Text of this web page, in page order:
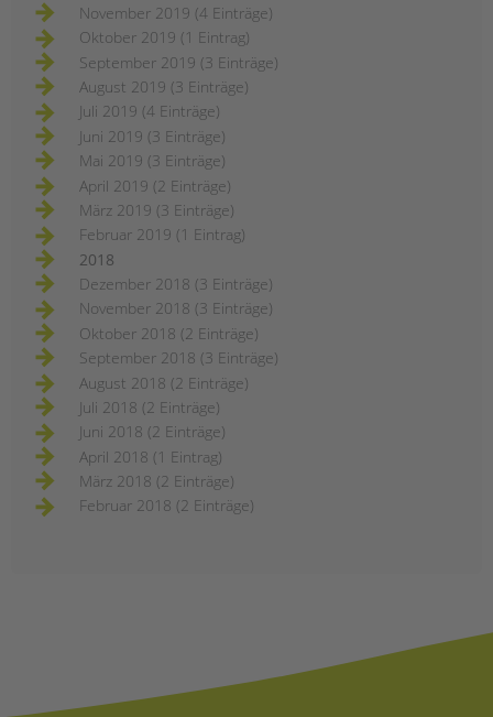
November 2019 (4 Einträge)
Oktober 2019 (1 Eintrag)
September 2019 (3 Einträge)
August 2019 (3 Einträge)
Juli 2019 (4 Einträge)
Juni 2019 (3 Einträge)
Mai 2019 (3 Einträge)
April 2019 (2 Einträge)
März 2019 (3 Einträge)
Februar 2019 (1 Eintrag)
2018
Dezember 2018 (3 Einträge)
November 2018 (3 Einträge)
Oktober 2018 (2 Einträge)
September 2018 (3 Einträge)
August 2018 (2 Einträge)
Juli 2018 (2 Einträge)
Juni 2018 (2 Einträge)
April 2018 (1 Eintrag)
März 2018 (2 Einträge)
Februar 2018 (2 Einträge)